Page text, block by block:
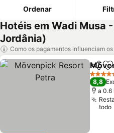
Ordenar
Hotéis em Wadi Musa
Jordânia)
Como os pagamentos influenciam
5
8,8
a 0.6
todo